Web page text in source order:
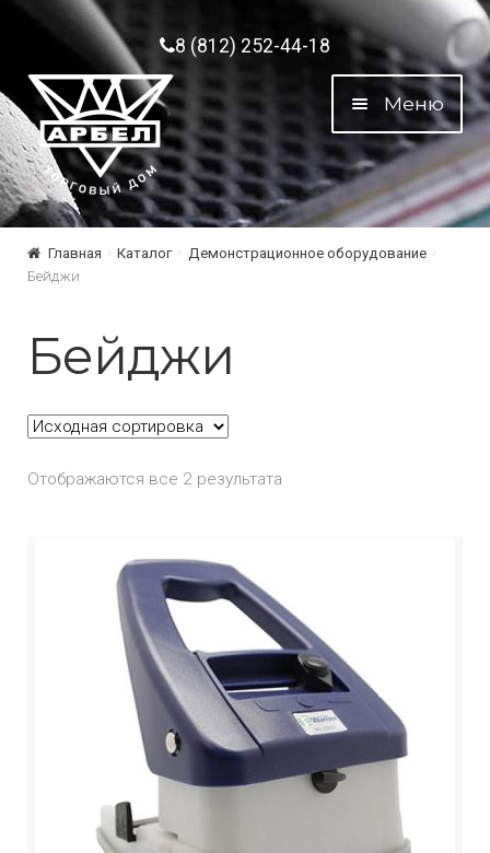
Перейти к навигации
Перейти к содержимому8 (812) 252-44-18
Меню
Главная Каталог
Демонстрационное оборудование
Бейджи
Бейджи
Отображаются все 2 результата